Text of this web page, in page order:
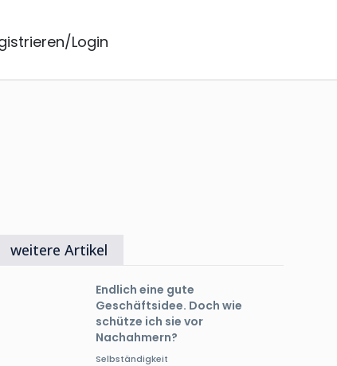
Login
weitere Artikel
Endlich eine gute
Geschäftsidee. Doch wie
schütze ich sie vor
Nachahmern?
Selbständigkeit